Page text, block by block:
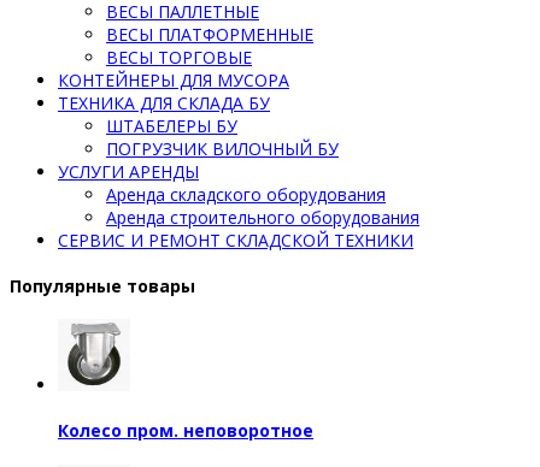
ВЕСЫ ПАЛЛЕТНЫЕ
ВЕСЫ ПЛАТФОРМЕННЫЕ
ВЕСЫ ТОРГОВЫЕ
КОНТЕЙНЕРЫ ДЛЯ МУСОРА
ТЕХНИКА ДЛЯ СКЛАДА БУ
ШТАБЕЛЕРЫ БУ
ПОГРУЗЧИК ВИЛОЧНЫЙ БУ
УСЛУГИ АРЕНДЫ
Аренда складского оборудования
Аренда строительного оборудования
СЕРВИС И РЕМОНТ СКЛАДСКОЙ ТЕХНИКИ
Популярные товары
Колесо пром. неповоротное